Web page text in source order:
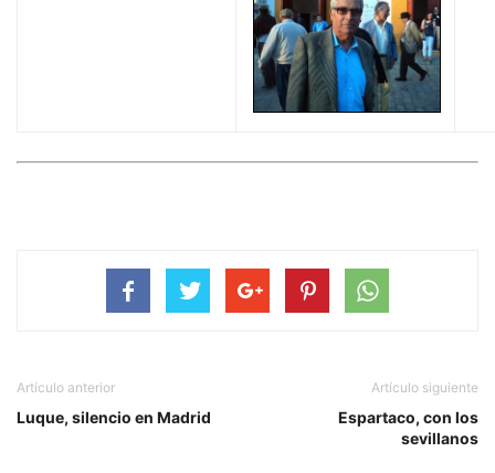
Artículo anterior
Luque, silencio en Madrid
Artículo siguiente
Espartaco, con los
sevillanos